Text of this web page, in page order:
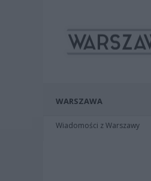
WARSZAWA
Wiadomości z Warszawy